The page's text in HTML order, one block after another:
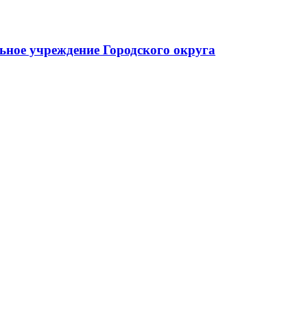
учреждение Городского округа